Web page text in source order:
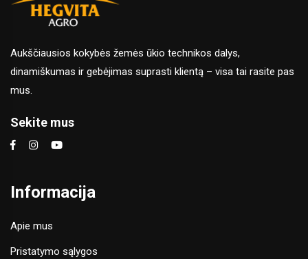
Aukščiausios kokybės žemės ūkio technikos dalys,
dinamiškumas ir gebėjimas suprasti klientą – visa tai rasite pas
mus.
Sekite mus
Informacija
Apie mus
Pristatymo sąlygos